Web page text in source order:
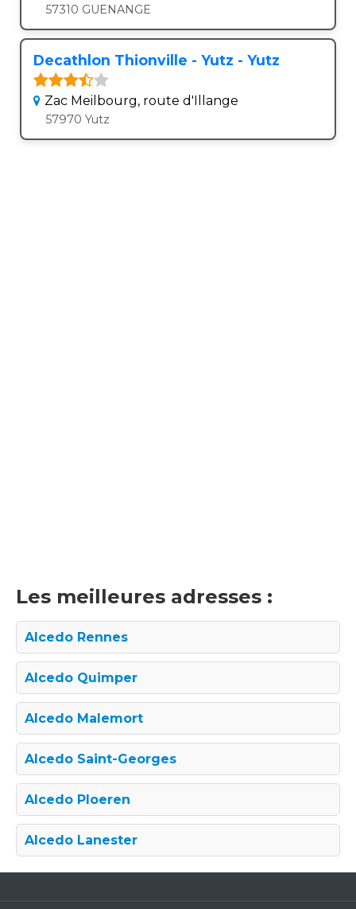
57310 GUENANGE
Decathlon Thionville - Yutz - Yutz
Zac Meilbourg, route d'Illange
57970 Yutz
Les meilleures adresses :
Alcedo Rennes
Alcedo Quimper
Alcedo Malemort
Alcedo Saint-Georges
Alcedo Ploeren
Alcedo Lanester